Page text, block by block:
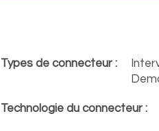
Types de connecteur :
Technologie du connecteur :